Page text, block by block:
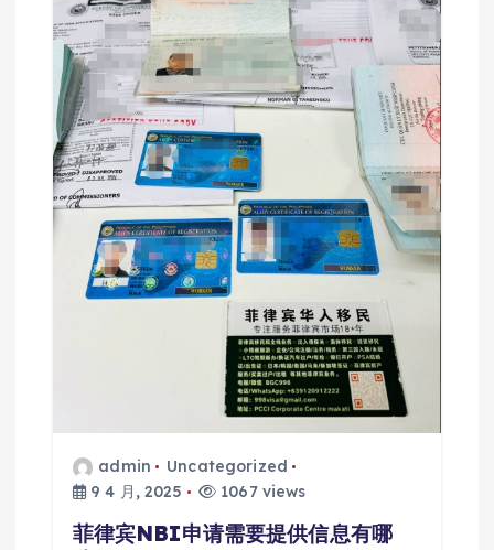
admin
Uncategorized
9 4 月, 2025
1067 views
菲律宾NBI申请需要提供信息有哪